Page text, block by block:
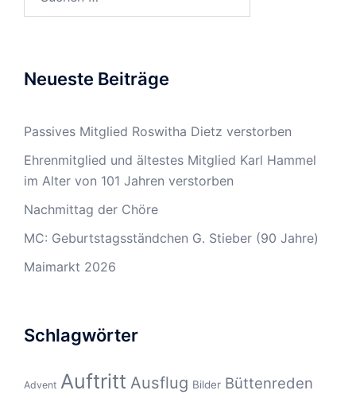
Neueste Beiträge
Passives Mitglied Roswitha Dietz verstorben
Ehrenmitglied und ältestes Mitglied Karl Hammel
im Alter von 101 Jahren verstorben
Nachmittag der Chöre
MC: Geburtstagsständchen G. Stieber (90 Jahre)
Maimarkt 2026
Schlagwörter
Advent Auftritt Ausflug Bilder Büttenreden